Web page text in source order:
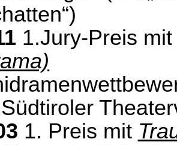
1.Jury-Preis
1. Preis mit